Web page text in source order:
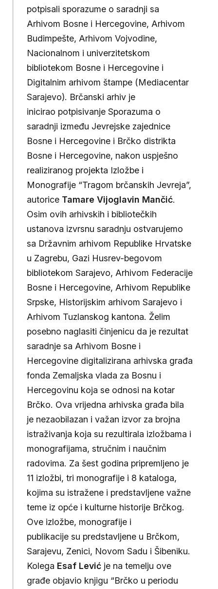
potpisali sporazume o saradnji sa
Arhivom Bosne i Hercegovine, Arhivom
Budimpešte, Arhivom Vojvodine,
Nacionalnom i univerzitetskom
bibliotekom Bosne i Hercegovine i
Digitalnim arhivom štampe (Mediacentar
Sarajevo). Brčanski arhiv je
inicirao potpisivanje Sporazuma o
saradnji između Jevrejske zajednice
Bosne i Hercegovine i Brčko distrikta
Bosne i Hercegovine, nakon uspješno
realiziranog projekta Izložbe i
Monografije “Tragom brčanskih Jevreja”,
autorice Tamare Vijoglavin Mančić.
Osim ovih arhivskih i bibliotečkih
ustanova izvrsnu saradnju ostvarujemo
sa Državnim arhivom Republike Hrvatske
u Zagrebu, Gazi Husrev-begovom
bibliotekom Sarajevo, Arhivom Federacije
Bosne i Hercegovine, Arhivom Republike
Srpske, Historijskim arhivom Sarajevo i
Arhivom Tuzlanskog kantona. Želim
posebno naglasiti činjenicu da je rezultat
saradnje sa Arhivom Bosne i
Hercegovine digitalizirana arhivska građa
fonda Zemaljska vlada za Bosnu i
Hercegovinu koja se odnosi na kotar
Brčko. Ova vrijedna arhivska građa bila
je nezaobilazan i važan izvor za brojna
istraživanja koja su rezultirala izložbama i
monografijama, stručnim i naučnim
radovima. Za šest godina pripremljeno je
11 izložbi, tri monografije i 8 kataloga,
kojima su istražene i predstavljene važne
teme iz opće i kulturne historije Brčkog.
Ove izložbe, monografije i
publikacije su predstavljene u Brčkom,
Sarajevu, Zenici, Novom Sadu i Šibeniku.
Kolega Esaf Levićje na temelju ove
građe objavio knjigu “Brčko u periodu